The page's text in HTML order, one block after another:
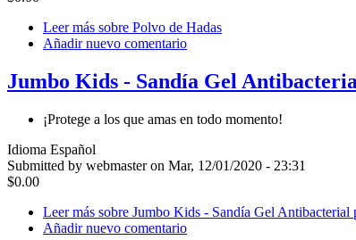
Leer más sobre Polvo de Hadas
Añadir nuevo comentario
Jumbo Kids - Sandía Gel
¡Protege a los que amas en todo momento!
Idioma Español
Submitted by webmaster on Mar, 12/01/2020 - 23:31
$0.00
Leer más sobre Jumbo Kids - Sandía Gel Antibacterial
Añadir nuevo comentario